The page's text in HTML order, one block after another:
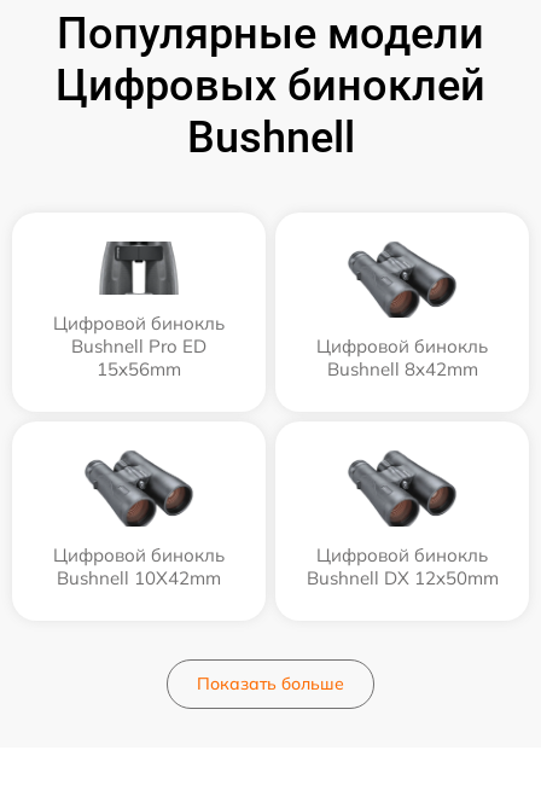
Популярные модели
Цифровых биноклей
Bushnell
Цифровой бинокль
Bushnell Pro ED
15x56mm
Цифровой бинокль
Bushnell 8x42mm
Цифровой бинокль
Bushnell 10X42mm
Цифровой бинокль
Bushnell DX 12x50mm
Показать больше